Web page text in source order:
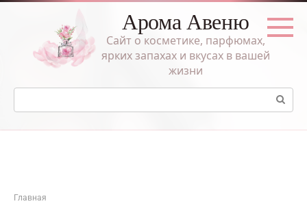
Перейти
Арома Авеню
Сайт о косметике, парфюмах,
ярких запахах и вкусах в вашей
жизни
Поиск:
Главная